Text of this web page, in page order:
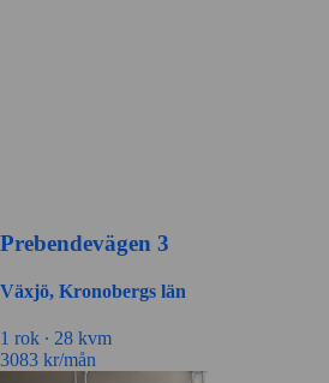
Prebendevägen 3
Växjö, Kronobergs län
1 rok ∙ 28 kvm
3083 kr/mån